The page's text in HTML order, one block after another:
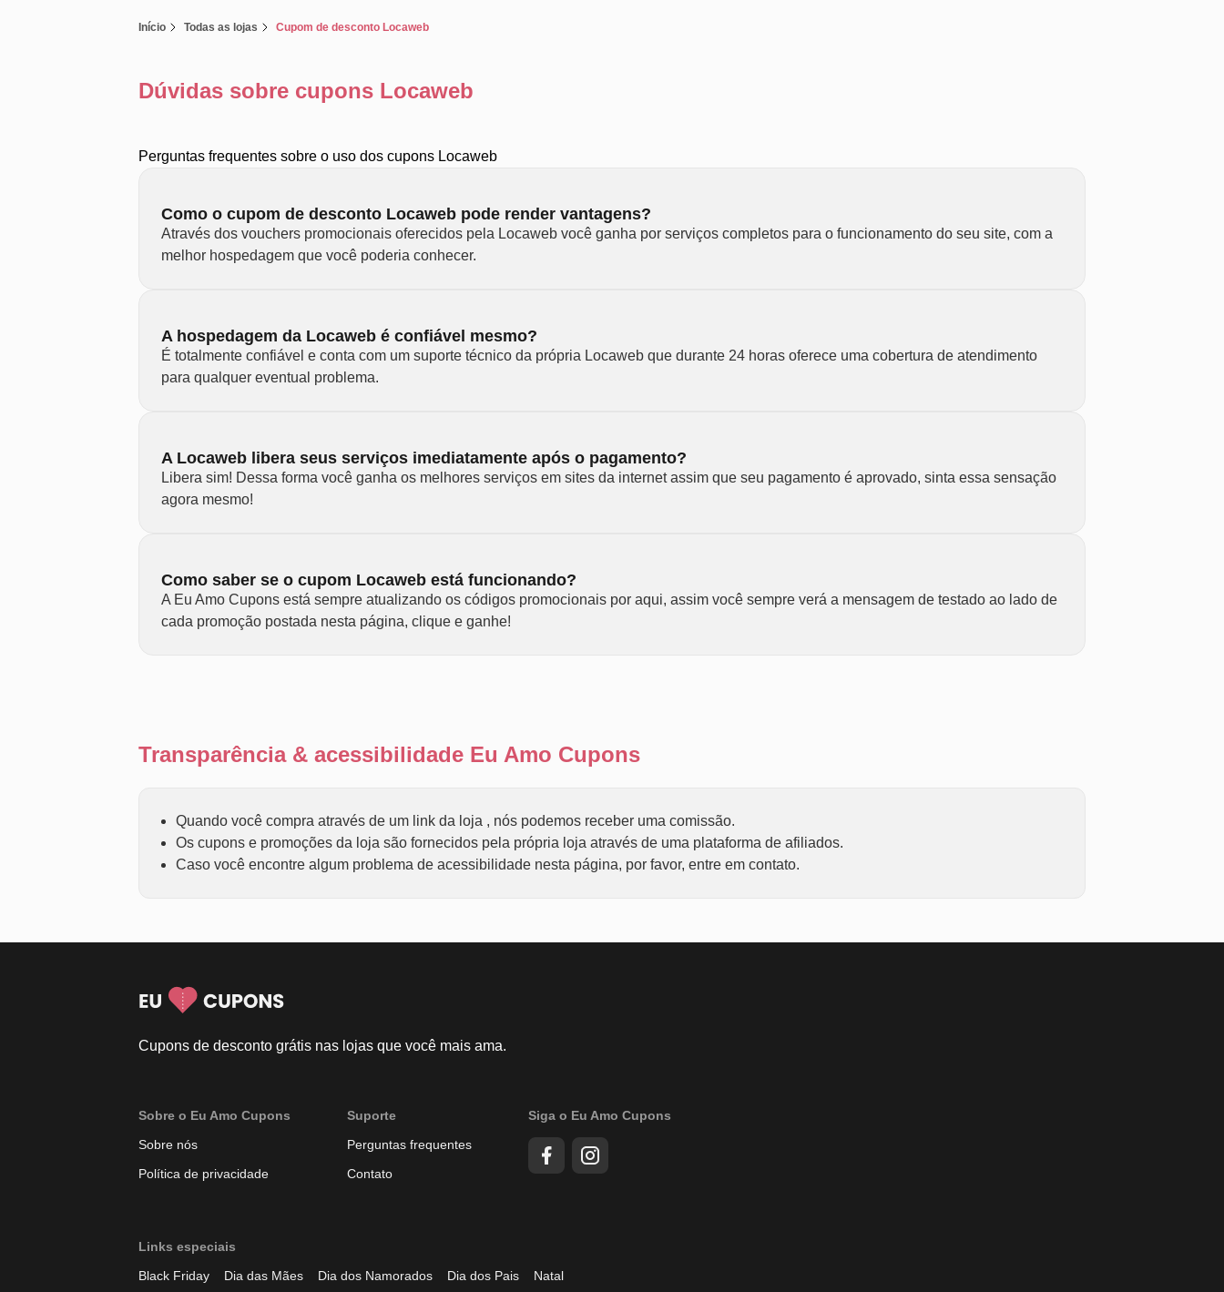
Início Todas as lojas Cupom de desconto Locaweb
Dúvidas sobre cupons Locaweb
Perguntas frequentes sobre o uso dos cupons Locaweb
Como o cupom de desconto Locaweb pode render vantagens?
Através dos vouchers promocionais oferecidos pela Locaweb você ganha por serviços completos para o funcionamento do seu site, com a
melhor hospedagem que você poderia conhecer.
A hospedagem da Locaweb é confiável mesmo?
É totalmente confiável e conta com um suporte técnico da própria Locaweb que durante 24 horas oferece uma cobertura de atendimento
para qualquer eventual problema.
A Locaweb libera seus serviços imediatamente após o pagamento?
Libera sim! Dessa forma você ganha os melhores serviços em sites da internet assim que seu pagamento é aprovado, sinta essa sensação
agora mesmo!
Como saber se o cupom Locaweb está funcionando?
A Eu Amo Cupons está sempre atualizando os códigos promocionais por aqui, assim você sempre verá a mensagem de testado ao lado de
cada promoção postada nesta página, clique e ganhe!
Transparência & acessibilidade Eu Amo Cupons
Quando você compra através de um link da loja , nós podemos receber uma comissão.
Os cupons e promoções da loja são fornecidos pela própria loja através de uma plataforma de afiliados.
Caso você encontre algum problema de acessibilidade nesta página, por favor, entre em contato.
Cupons de desconto grátis nas lojas que você mais ama.
Sobre o Eu Amo Cupons
Sobre nós
Política de privacidade
Suporte
Perguntas frequentes
Contato
Siga o Eu Amo Cupons
Links especiais
Black Friday
Dia das Mães Dia dos Namorados Dia dos Pais Natal